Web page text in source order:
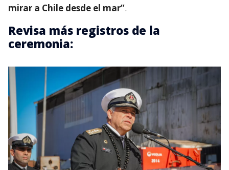
mirar a Chile desde el mar”.
Revisa más registros de la
ceremonia: